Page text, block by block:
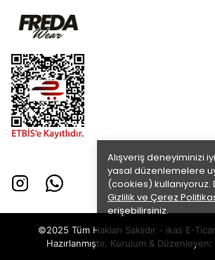
Alışveriş deneyiminizi
yasal düzenlemelere
(cookies) kullanıyoruz.
Gizlilik ve Çerez
erişebilirsiniz.
©2025 Tüm Hakları Saklıdır - ikas E-
Hazırlanmıştır. Kurulum & Düzenleyen: